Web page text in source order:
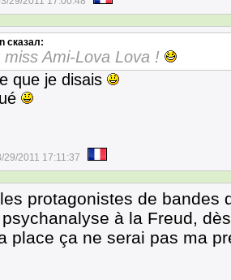
сказал:
miss Ami-Lova Lova !
que je disais
29/2011 17:11:37
protagonistes de bandes
à la Freud,
place ça ne serai pas ma